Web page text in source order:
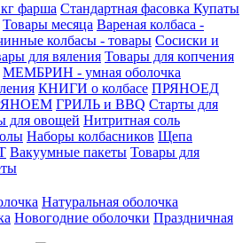
фарша Стандартная фасовка Купаты
Товары месяца Вареная колбаса -
колбасы - товары Сосиски и
для вяления Товары для копчения
МЕМБРИН - умная оболочка
КНИГИ о колбасе ПРЯНОЕД
ГРИЛЬ и BBQ Старты для
для овощей Нитритная соль
Наборы колбасников Щепа
Вакуумные пакеты Товары для
Натуральная оболочка
Новогодние оболочки Праздничная